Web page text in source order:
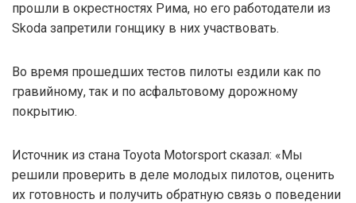
прошли в окрестностях Рима, но его работодатели из
Skoda запретили гонщику в них участвовать.
Во время прошедших тестов пилоты ездили как по
гравийному, так и по асфальтовому дорожному
покрытию.
Источник из стана Toyota Motorsport сказал: «Мы
решили проверить в деле молодых пилотов, оценить
их готовность и получить обратную связь о поведении